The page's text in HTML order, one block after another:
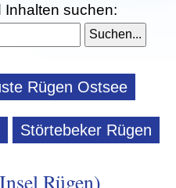
Inhalten suchen:
Rügen Ostsee
Störtebeker Rügen
Rügen)